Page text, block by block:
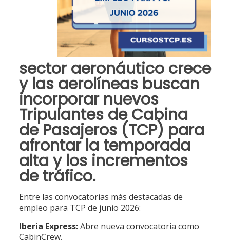
sector aeronáutico crece
y las aerolíneas buscan
incorporar nuevos
Tripulantes de Cabina
de Pasajeros (TCP) para
afrontar la temporada
alta y los incrementos
de tráfico.
Entre las convocatorias más destacadas de
empleo para TCP de junio 2026:
Iberia Express:Abre nueva convocatoria como
CabinCrew.